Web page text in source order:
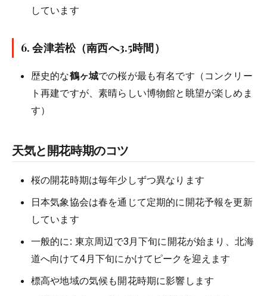
しています
6.会津若松（南西へ3.5時間）
歴史的な鶴ヶ城での桜が最も有名です（コンクリー
ト再建ですが、素晴らしい博物館と眺望が楽しめま
す）
天気と開花時期のコツ
桜の開花時期は毎年少しずつ異なります
日本気象協会は春を通じて定期的に開花予報を更新
しています
一般的に: 東京周辺で3月下旬に開花が始まり、北海
道へ向けて4月下旬にかけてピークを迎えます
標高や地域の気候も開花時期に影響します